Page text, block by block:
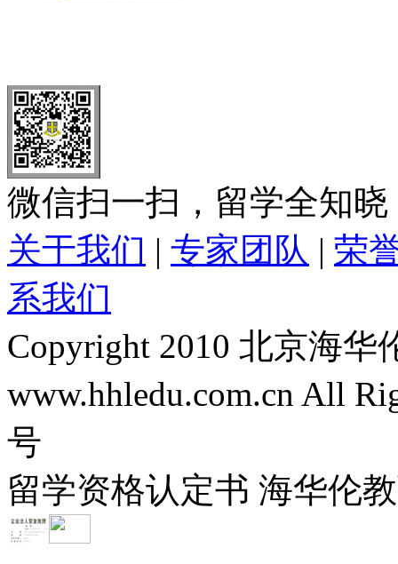
微信扫一扫，留学全知晓
关于我们 | 专家团队 | 荣
系我们
Copyright 2010 北京海
www.hhledu.com.cn All
号
留学资格认定书 海华伦